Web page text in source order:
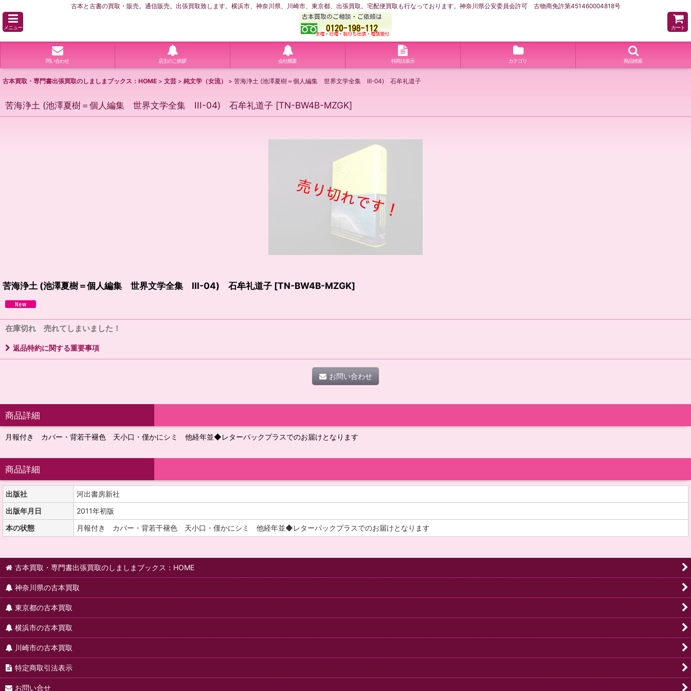
古本と古書の買取・販売。通信販売。出張買取致します。横浜市、神奈川県、川崎市、東京都、出張買取。宅配便買取も行なっております。神奈川県公安委員会許可 古物商免許第451460004818号
メニュー カート
問い合わせ 店主のご挨拶 会社概要 特商法表示 カテゴリ 商品検索
古本買取・専門書出張買取のしましまブックス：HOME > 文芸 > 純文学（女流） > 苦海浄土 (池澤夏樹＝個人編集 世界文学全集 III-04) 石牟礼道子
苦海浄土 (池澤夏樹＝個人編集 世界文学全集 III-04) 石牟礼道子 [TN-BW4B-MZGK]
苦海浄土 (池澤夏樹＝個人編集 世界文学全集 III-04) 石牟礼道子 [TN-BW4B-MZGK]
在庫切れ 売れてしまいました！
返品特約に関する重要事項
お問い合わせ
商品詳細
月報付き カバー・背若干褪色 天小口・僅かにシミ 他経年並◆レターパックプラスでのお届けとなります
商品詳細
出版社
河出書房新社
出版年月日
2011年初版
本の状態
月報付き カバー・背若干褪色 天小口・僅かにシミ 他経年並◆レターパックプラスでのお届けとなります
古本買取・専門書出張買取のしましまブックス：HOME
神奈川県の古本買取
東京都の古本買取
横浜市の古本買取
川崎市の古本買取
特定商取引法表示
お問い合せ